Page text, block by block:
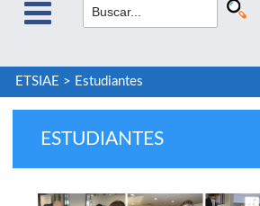
ETSIAE > Estudiantes
ESTUDIANTES